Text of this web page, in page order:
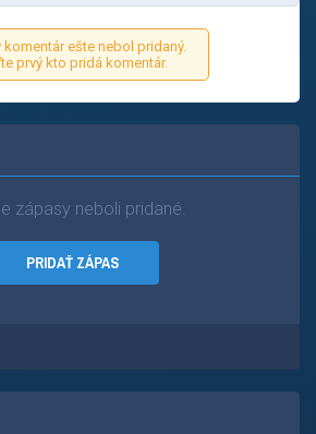
komentár ešte nebol pridaný.
prvý kto pridá komentár.
zápasy neboli pridané.
PRIDAŤ ZÁPAS